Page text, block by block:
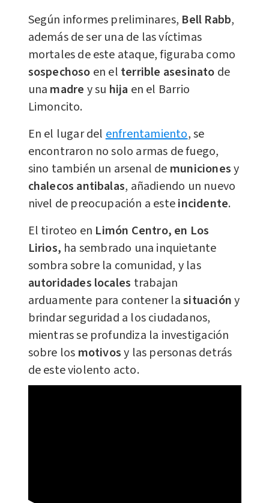
Según informes preliminares, Bell Rabb,
además de ser una de las víctimas
mortales de este ataque, figuraba como
sospechoso en el terrible asesinato de
una madre y su hija en el Barrio
Limoncito.
En el lugar del enfrentamiento, se
encontraron no solo armas de fuego,
sino también un arsenal de municionesy
chalecos antibalas, añadiendo un nuevo
nivel de preocupación a esteincidente.
El tiroteo en Limón Centro, en Los
Lirios, ha sembrado una inquietante
sombra sobre la comunidad, y las
autoridades locales trabajan
arduamente para contener lasituacióny
brindar seguridad a los ciudadanos,
mientras se profundiza la investigación
sobre los motivosy las personas detrás
de este violento acto.